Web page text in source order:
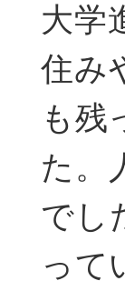
大学
住み
も残
た。
でし
って